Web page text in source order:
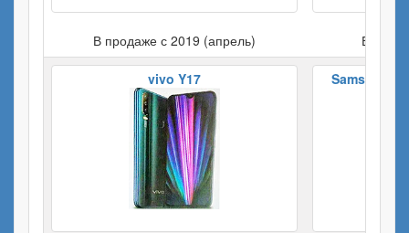
В продаже с 2019 (апрель) В
vivo Y17 Samsung